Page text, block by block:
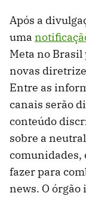
Após a
uma
Meta no
novas
Entre as
canais serão
conteúdo
sobre a
comunidades,
fazer para
news. O